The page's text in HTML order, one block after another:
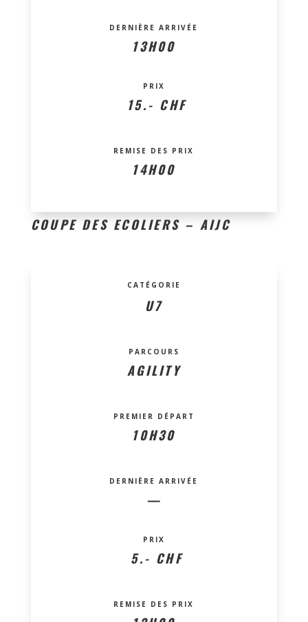
DERNIÈRE ARRIVÉE
13H00
PRIX
15.- CHF
REMISE DES PRIX
14H00
COUPE DES ECOLIERS – AIJC
CATÉGORIE
U7
PARCOURS
AGILITY
PREMIER DÉPART
10H30
DERNIÈRE ARRIVÉE
—
PRIX
5.- CHF
REMISE DES PRIX